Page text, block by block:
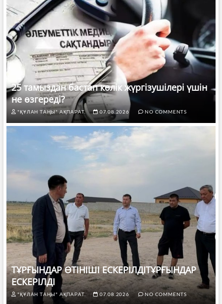
25 тамыздан бастап көлік жүргізушілері үшін
не өзгереді?
"ҚҰЛАН ТАҢЫ" АҚПАРАТ. 07.08.2026 NO COMMENTS
ТҰРҒЫНДАР ӨТІНІШІ ЕСКЕРІЛДІТҰРҒЫНДАР
ЕСКЕРІЛДІ
"ҚҰЛАН ТАҢЫ" АҚПАРАТ. 07.08.2026 NO COMMENTS